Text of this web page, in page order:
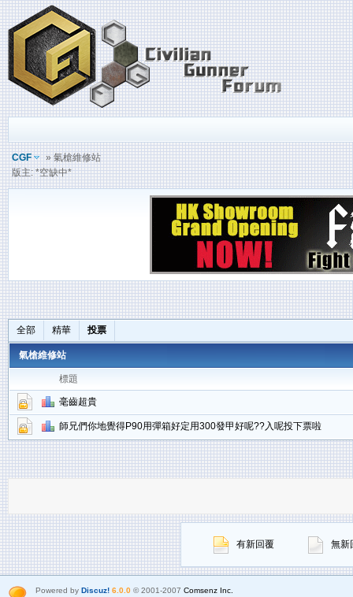
CGF
» 氣槍維修站
版主: *空缺中*
全部 精華 投票
氣槍維修站
標題
毫齒超貴
師兄們你地覺得P90用彈箱好定用300發甲好呢??入呢投下票啦
有新回覆 無新
Powered by Discuz! 6.0.0© 2001-2007 Comsenz Inc.